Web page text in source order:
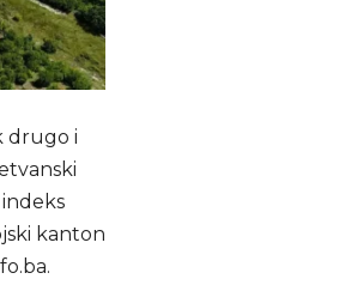
drugo i
kanton